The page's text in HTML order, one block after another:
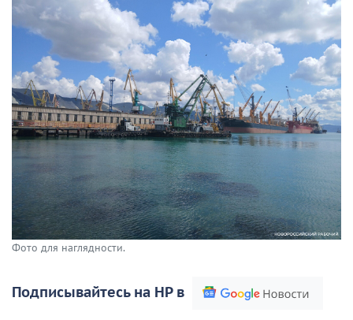
Фото для наглядности.
Подписывайтесь на НР в